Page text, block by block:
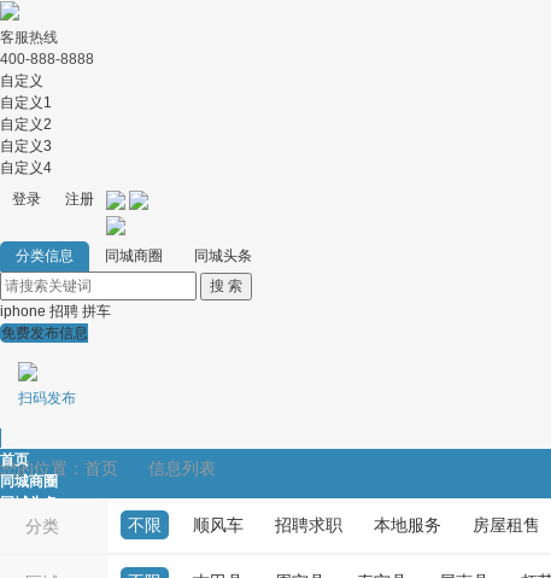
客服热线
400-888-8888
自定义
自定义1
自定义2
自定义3
自定义4
登录
注册
分类信息 同城商圈 同城头条
iphone 招聘 拼车
免费发布信息
扫码发布
首页
同城商圈
同城头条
顺风车
您的位置： 首页 信息列表
分类 不限 顺风车 招聘求职 本地服务 房屋租售